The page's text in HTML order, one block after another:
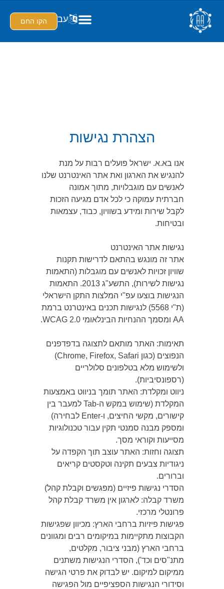
הקו החם עב
הצהרת נגישות
אנו בא.א. ישראל פועלים רבות על מנת
להנגיש את הארגון ואת אתר האינטרנט שלנו
לאנשים עם מוגבלויות, מתוך אמונה
חברתית עמוקה כי לכל אדם מגיעה הזכות
לקבל שירות ומידע בשוויון, כבוד, עצמאות
ובטיחות.
נגישות אתר האינטרנט
אתר זה מונגש בהתאם לדרישות תקנות
שוויון זכויות לאנשים עם מוגבלות (התאמות
נגישות לשירות), התשע"ג 2013. התאמות
הנגישות בוצעו עפ"י המלצות התקן הישראלי
(ת"י 5568) לנגישות תכנים באינטרנט ברמת
AA ומסמך ההנחיות הבינלאומי WCAG 2.0.
תאימות: האתר מותאם לתצוגה בדפדפנים
הנפוצים (כגון Chrome, Firefox, Safari)
ולשימוש מלא בטלפונים סלולריים
(רספונסיביות).
ניווט ומקלדת: האתר תומך בניווט באמצעות
המקלדת (שימוש במקש ה-Tab למעבר בין
קישורים, מקשי החיצים, ו-Enter לבחירה)
ומספק מבנה סמנטי תקין עבור טכנולוגיות
מסייעות וקוראי מסך.
תצוגה וחזות: האתר עוצב תוך הקפדה על
ניגודיות צבעים תקינה וטקסטים קריאים
וברורים.
הסדרי נגישות פיזיים (מפגשים וקבלת קהל)
משרד קבלה: לארגון אין משרד קבלת קהל
פרונטלי מרכזי.
פגישות פיזיות ברחבי הארץ: מכיוון שפגישות
הקבוצות מתקיימות במיקומים רבים ומגוונים
ברחבי הארץ (מבני ציבור, מקלטים,
מתנ"סים וכד'), הסדרי הנגישות משתנים
ממיקום למיקום. יש לבדוק את פרטי הגישה
וסידורי הנגישות הספציפיים מול הפגישה